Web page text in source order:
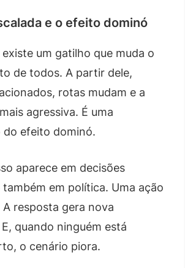
e o efeito dominó
existe um gatilho que muda o
de todos. A partir dele,
rotas mudam e a
agressiva. É uma
do efeito dominó.
aparece em decisões
também em política. Uma ação
resposta gera nova
quando ninguém está
o cenário piora.